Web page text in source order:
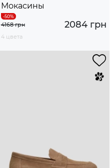
Мокасины
2084 грн
4168 грн
4 цвета